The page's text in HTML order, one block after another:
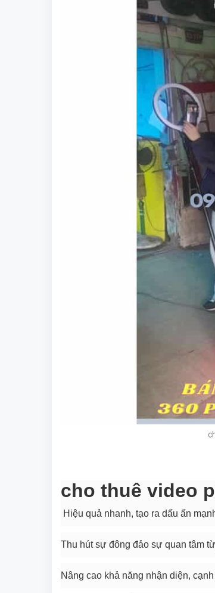
cho thuê video
Hiệu quả nhanh, tạo ra dấu ấn
Thu hút sự đông đảo sự quan tâm
Nâng cao khả năng nhận diện,